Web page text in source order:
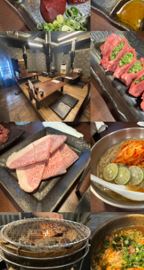
法人名・事業者名
徳山
最終更新日2025/01/17